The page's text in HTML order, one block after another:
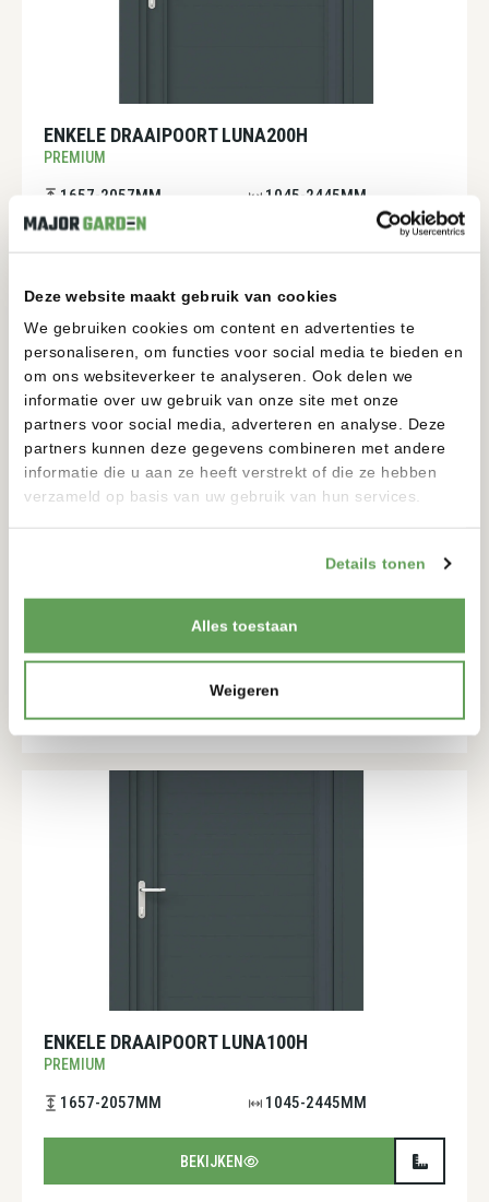
Deze website maakt gebruik van cookies
We gebruiken cookies om content en advertenties te
personaliseren, om functies voor social media te bieden en
om ons websiteverkeer te analyseren. Ook delen we
informatie over uw gebruik van onze site met onze
partners voor social media, adverteren en analyse. Deze
partners kunnen deze gegevens combineren met andere
informatie die u aan ze heeft verstrekt of die ze hebben
verzameld op basis van uw gebruik van hun services.
Details tonen
Alles toestaan
Weigeren
ENKELE DRAAIPOORT LUNA200H
PREMIUM
1657-2057MM 1045-2445MM
BEKIJKEN
1657-2057MM 1045-2445MM
ENKELE DRAAIPOORT LUNA100H
PREMIUM
1657-2057MM 1045-2445MM
BEKIJKEN